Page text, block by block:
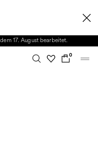
ist unser Kundenservice nicht
17. August bearbeitet.
0